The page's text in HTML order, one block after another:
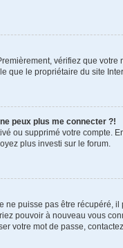
vérifiez que
que le propriétaire du site
peux plus me connecter ?!
ou supprimé votre
plus investi sur le forum.
ne puisse pas être récupéré,
pouvoir à nouveau vous
votre mot de passe,